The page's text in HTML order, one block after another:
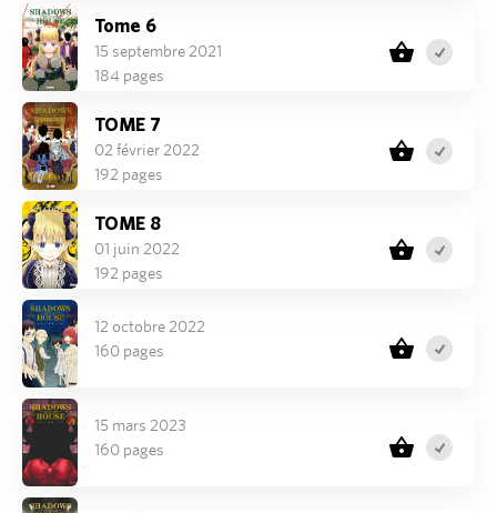
Tome 6
15 septembre 2021
184 pages
TOME 7
02 février 2022
192 pages
TOME 8
01 juin 2022
192 pages
12 octobre 2022
160 pages
15 mars 2023
160 pages